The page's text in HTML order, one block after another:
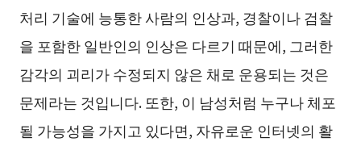
처리 기술에 능통한 사람의 인상과, 경찰이나 검찰
을 포함한 일반인의 인상은 다르기 때문에, 그러한
감각의 괴리가 수정되지 않은 채로 운용되는 것은
문제라는 것입니다. 또한, 이 남성처럼 누구나 체포
될 가능성을 가지고 있다면, 자유로운 인터넷의 활